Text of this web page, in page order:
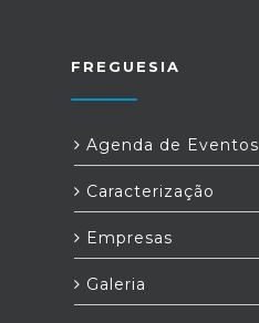
FREGUESIA
Agenda de Eventos
Caracterização
Empresas
Galeria